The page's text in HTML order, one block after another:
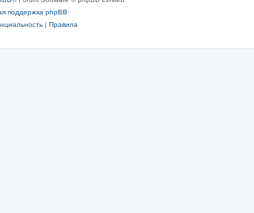
поддержка phpBB
| Правила